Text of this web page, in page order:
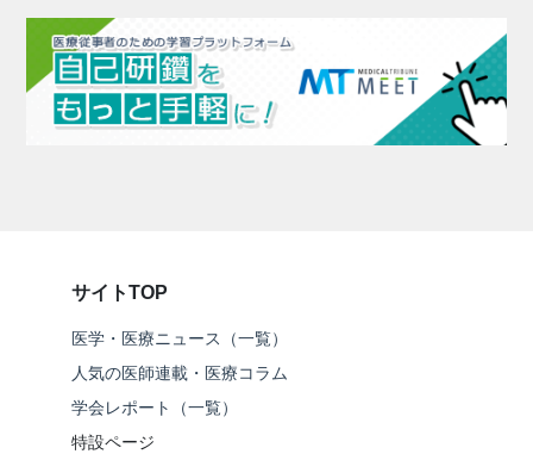
サイトTOP
医学・医療ニュース（一覧）
人気の医師連載・医療コラム
学会レポート（一覧）
特設ページ